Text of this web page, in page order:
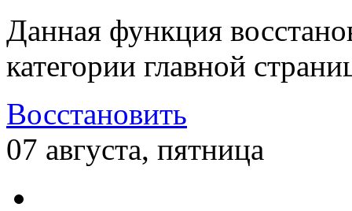
Данная функция
категории главной
Восстановить
07 августа, пятница